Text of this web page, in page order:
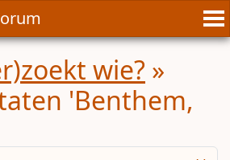
wie? »
'Benthem,